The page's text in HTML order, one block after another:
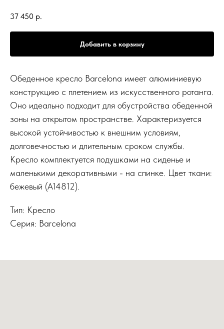
37 450 р.
Добавить в корзину
Обеденное кресло Barcelona имеет алюминиевую
конструкцию с плетением из искусственного ротанга.
Оно идеально подходит для обустройства обеденной
зоны на открытом пространстве. Характеризуется
высокой устойчивостью к внешним условиям,
долговечностью и длительным сроком службы.
Кресло комплектуется подушками на сиденье и
маленькими декоративными - на спинке. Цвет ткани:
бежевый (А14812).
Тип: Кресло
Серия: Barcelona